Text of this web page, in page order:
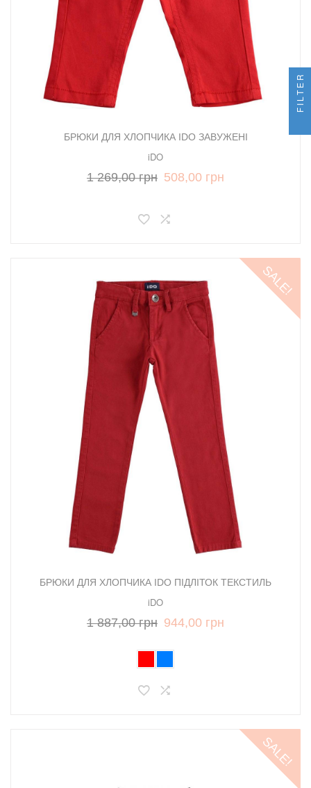
БРЮКИ ДЛЯ ХЛОПЧИКА IDO ЗАВУЖЕНІ
iDO
1 269,00 грн 508,00 грн
SALE!
БРЮКИ ДЛЯ ХЛОПЧИКА IDO ПІДЛІТОК ТЕКСТИЛЬ
iDO
1 887,00 грн 944,00 грн
SALE!
FILTER